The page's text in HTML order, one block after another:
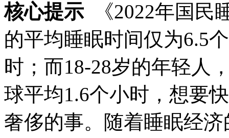
核心提示
《2022年国
的平均睡眠时间仅为6.5
时；而18-28岁的年轻人
球平均1.6个小时，想要
奢侈的事。随着睡眠经